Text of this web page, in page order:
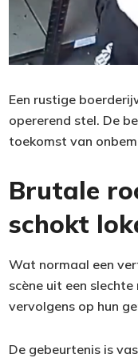
Een rustige
opererend stel. De
toekomst van
Brutale
schokt
Wat normaal een
scène uit een
vervolgens op hun
De gebeurtenis is